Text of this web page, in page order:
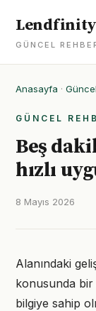
Lendfinity
GÜNCEL
Anasayfa ·
GÜNCEL
Beş
hızlı
8 Mayıs 2026
Alanındaki
konusunda bir
bilgiye sahip